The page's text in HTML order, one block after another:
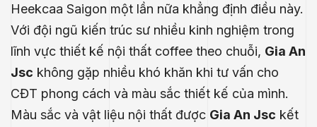
Heekcaa Saigon một lần nữa khẳng định điều này.
Với đội ngũ kiến trúc sư nhiều kinh nghiệm trong
lĩnh vực thiết kế nội thất coffee theo chuỗi, Gia An
Jsc không gặp nhiều khó khăn khi tư vấn cho
CĐT phong cách và màu sắc thiết kế của mình.
Màu sắc và vật liệu nội thất được Gia An Jsc kết